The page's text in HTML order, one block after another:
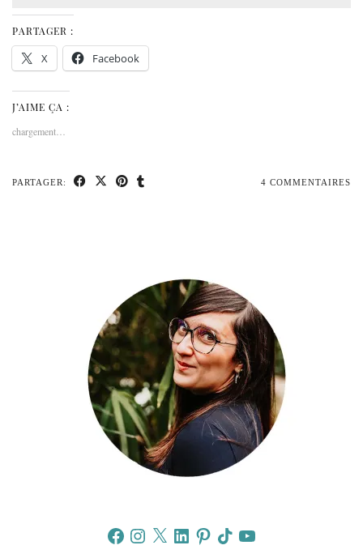
PARTAGER :
X Facebook
J’AIME ÇA :
chargement…
PARTAGER: 4 COMMENTAIRES
FacebookInstagram
X LinkedInPinterestTikTokYouTube